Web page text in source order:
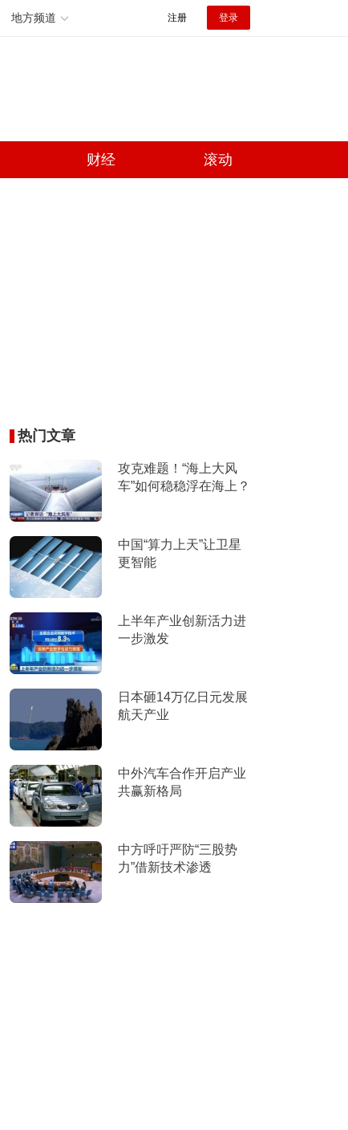
地方频道 注册 登录
财经 滚动
热门文章
攻克难题！“海上大风
车”如何稳稳浮在海上？
中国“算力上天”让卫星
更智能
上半年产业创新活力进
一步激发
日本砸14万亿日元发展
航天产业
中外汽车合作开启产业
共赢新格局
中方呼吁严防“三股势
力”借新技术渗透